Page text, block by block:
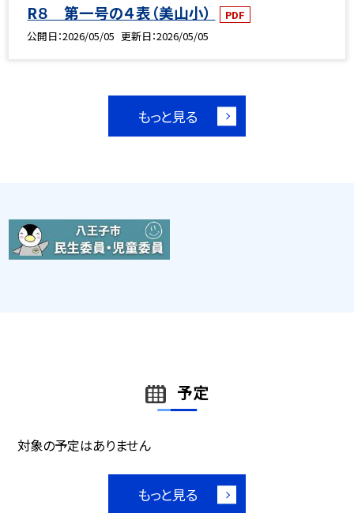
R８ 第一号の４表（美山小）
PDF
公開日 2026/05/05 更新日 2026/05/05
もっと見る
予定
対象の予定はありません
もっと見る